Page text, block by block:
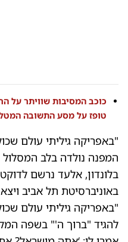
כוכב המסיבות שוויתר על
טופז על מסע התשובה
"באפריקה גיליתי עולם
המפנה נולדה בלב
בלונדון, אלעד נרשם
באוניברסיטת תל אביב
"באפריקה גיליתי עולם
להגיד "ברוך ה'" בשפה